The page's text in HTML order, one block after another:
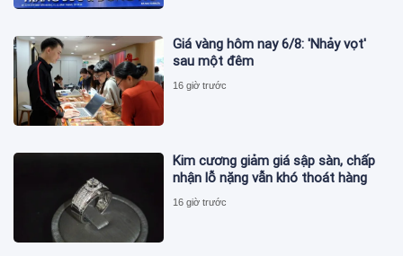
Giá vàng hôm nay 6/8: 'Nhảy vọt'
sau một đêm
16 giờ trước
Kim cương giảm giá sập sàn, chấp
nhận lỗ nặng vẫn khó thoát hàng
16 giờ trước